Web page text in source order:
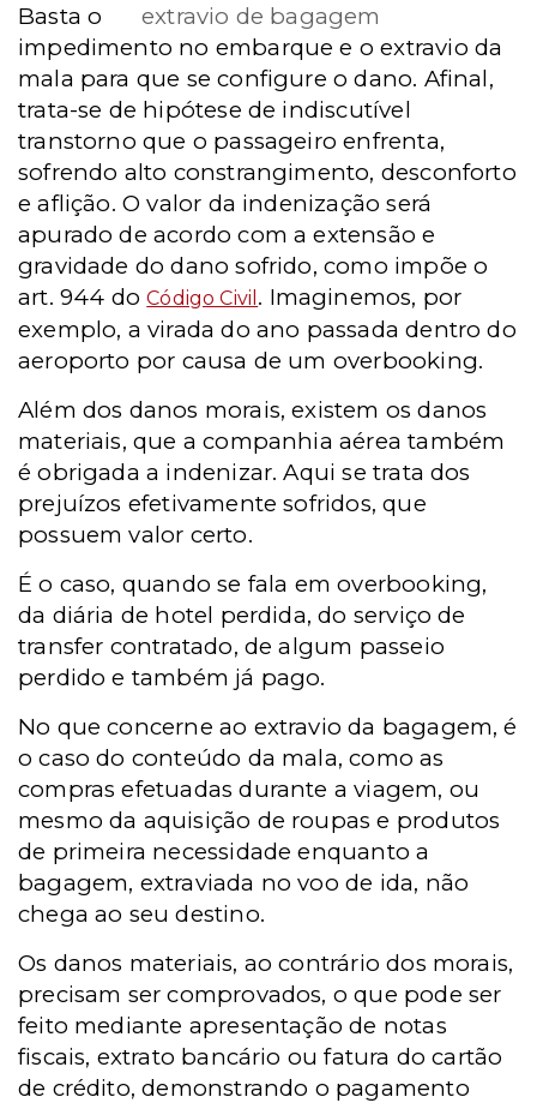
Basta o
impedimento no embarque e o extravio da
mala para que se configure o dano. Afinal,
trata-se de hipótese de indiscutível
transtorno que o passageiro enfrenta,
sofrendo alto constrangimento, desconforto
e aflição. O valor da indenização será
apurado de acordo com a extensão e
gravidade do dano sofrido, como impõe o
art. 944 doCódigo Civil . Imaginemos, por
exemplo, a virada do ano passada dentro do
aeroporto por causa de um overbooking.
Além dos danos morais, existem os danos
materiais, que a companhia aérea também
é obrigada a indenizar. Aqui se trata dos
prejuízos efetivamente sofridos, que
possuem valor certo.
É o caso, quando se fala em overbooking,
da diária de hotel perdida, do serviço de
transfer contratado, de algum passeio
perdido e também já pago.
No que concerne ao extravio da bagagem, é
o caso do conteúdo da mala, como as
compras efetuadas durante a viagem, ou
mesmo da aquisição de roupas e produtos
de primeira necessidade enquanto a
bagagem, extraviada no voo de ida, não
chega ao seu destino.
Os danos materiais, ao contrário dos morais,
precisam ser comprovados, o que pode ser
feito mediante apresentação de notas
fiscais, extrato bancário ou fatura do cartão
de crédito, demonstrando o pagamento